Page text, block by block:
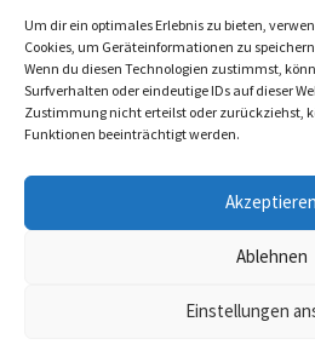
Um dir ein optimales Erlebnis zu bieten,
Cookies, um Geräteinformationen zu
Wenn du diesen Technologien zustimmst,
Surfverhalten oder eindeutige IDs auf dieser
Zustimmung nicht erteilst oder zurückziehst,
Funktionen beeinträchtigt werden.
Akzeptieren
Ablehnen
Einstellungen
In den Warenkorb